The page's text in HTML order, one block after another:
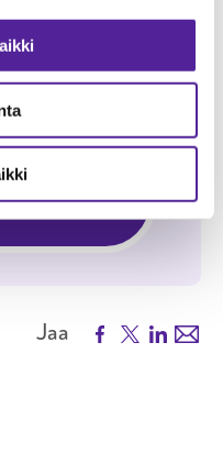
25,5 % Kokonaishinta
Jaa Facebook
X LinkedIn